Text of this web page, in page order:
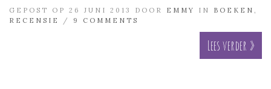
GEPOST OP 26 JUNI 2013 DOOR EMMY IN BOEKEN
RECENSIE
/ 9 COMMENTS
Lees verder »